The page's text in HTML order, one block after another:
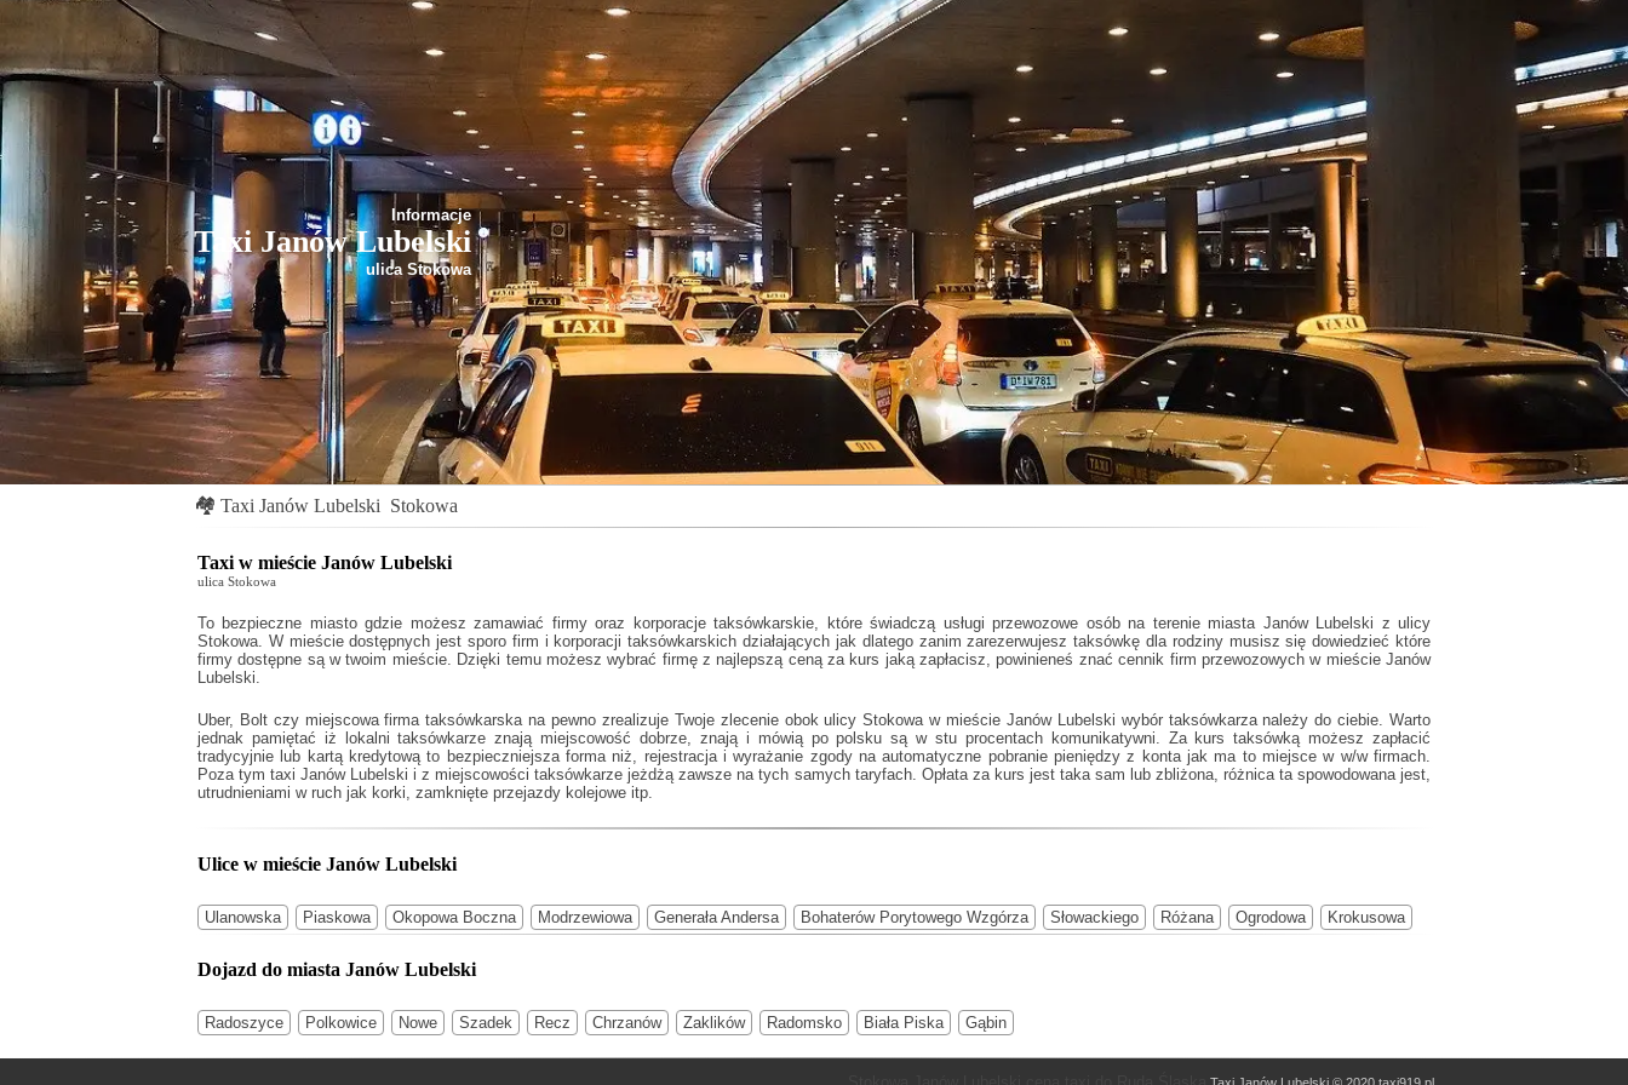
Informacje
Taxi Janów Lubelski
ulica Stokowa
🏘 Taxi Janów Lubelski Stokowa
Taxi w mieście Janów Lubelski
ulica Stokowa
To bezpieczne miasto gdzie możesz zamawiać firmy oraz korporacje taksówkarskie, które świadczą usługi przewozowe osób na terenie miasta Janów Lubelski z ulicy
Stokowa. W mieście dostępnych jest sporo firm i korporacji taksówkarskich działających jak dlatego zanim zarezerwujesz taksówkę dla rodziny musisz się dowiedzieć które
firmy dostępne są w twoim mieście. Dzięki temu możesz wybrać firmę z najlepszą ceną za kurs jaką zapłacisz, powinieneś znać cennik firm przewozowych w mieście Janów
Lubelski.
Uber, Bolt czy miejscowa firma taksówkarska na pewno zrealizuje Twoje zlecenie obok ulicy Stokowa w mieście Janów Lubelski wybór taksówkarza należy do ciebie. Warto
jednak pamiętać iż lokalni taksówkarze znają miejscowość dobrze, znają i mówią po polsku są w stu procentach komunikatywni. Za kurs taksówką możesz zapłacić
tradycyjnie lub kartą kredytową to bezpieczniejsza forma niż, rejestracja i wyrażanie zgody na automatyczne pobranie pieniędzy z konta jak ma to miejsce w w/w firmach.
Poza tymtaxi Janów Lubelski i z miejscowości taksówkarze jeżdżą zawsze na tych samych taryfach. Opłata za kurs jest taka sam lub zbliżona, różnica ta spowodowana jest,
utrudnieniami w ruch jak korki, zamknięte przejazdy kolejowe itp.
Ulice w mieście Janów Lubelski
Ulanowska Piaskowa Okopowa Boczna Modrzewiowa Generała Andersa Bohaterów Porytowego Wzgórza Słowackiego Różana Ogrodowa Krokusowa
Dojazd do miasta Janów Lubelski
Radoszyce Polkowice Nowe Szadek Recz Chrzanów Zaklików Radomsko Biała Piska Gąbin